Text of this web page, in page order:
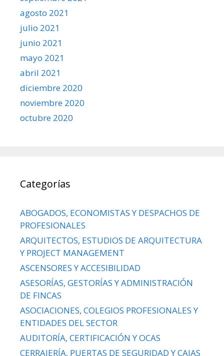
agosto 2021
julio 2021
junio 2021
mayo 2021
abril 2021
diciembre 2020
noviembre 2020
octubre 2020
Categorías
ABOGADOS, ECONOMISTAS Y DESPACHOS DE
PROFESIONALES
ARQUITECTOS, ESTUDIOS DE ARQUITECTURA
Y PROJECT MANAGEMENT
ASCENSORES Y ACCESIBILIDAD
ASESORÍAS, GESTORÍAS Y ADMINISTRACIÓN
DE FINCAS
ASOCIACIONES, COLEGIOS PROFESIONALES Y
ENTIDADES DEL SECTOR
AUDITORÍA, CERTIFICACIÓN Y OCAS
CERRAJERÍA, PUERTAS DE SEGURIDAD Y CAJAS